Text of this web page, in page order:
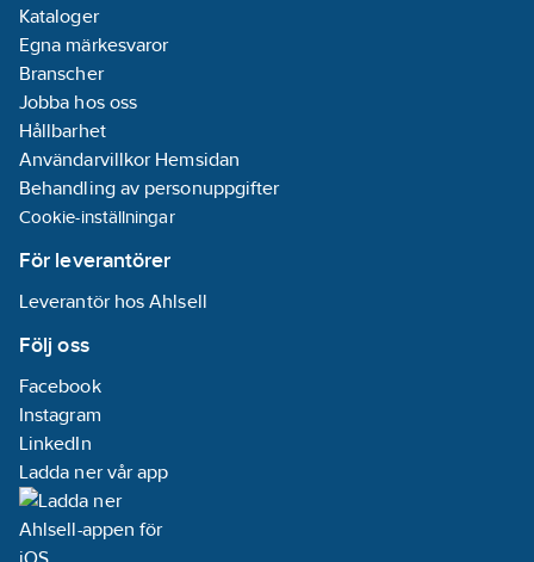
Kataloger
Egna märkesvaror
Branscher
Jobba hos oss
Hållbarhet
Användarvillkor Hemsidan
Behandling av personuppgifter
Cookie-inställningar
För leverantörer
Leverantör hos Ahlsell
Följ oss
Facebook
Instagram
LinkedIn
Ladda ner vår app